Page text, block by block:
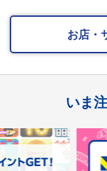
お店・
いま